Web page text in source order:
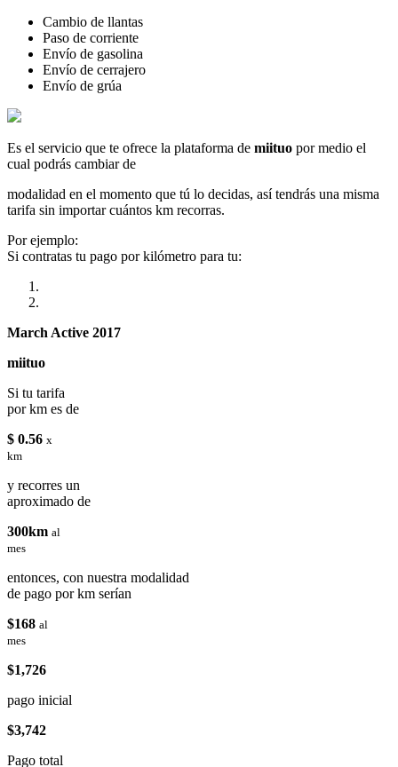
Cambio de llantas
Paso de corriente
Envío de gasolina
Envío de cerrajero
Envío de grúa
Es el servicio que te ofrece la plataforma de miituo por medio el
cual podrás cambiar de
modalidad en el momento que tú lo decidas, así tendrás una misma
tarifa sin importar cuántos km recorras.
Por ejemplo:
Si contratas tu pago por kilómetro para tu:
March Active 2017
miituo
Si tu tarifa
por km es de
$ 0.56 x
km
y recorres un
aproximado de
300km al
mes
entonces, con nuestra modalidad
de pago por km serían
$168 al
mes
$1,726
pago inicial
$3,742
Pago total